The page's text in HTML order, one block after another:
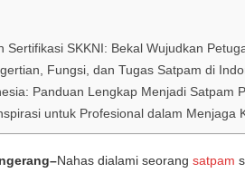
Sertifikasi SKKNI: Bekal Wujudkan
Fungsi, dan Tugas Satpam di
Panduan Lengkap Menjadi Satpam
untuk Profesional dalam Menjaga
Nahas dialami seorang satpam